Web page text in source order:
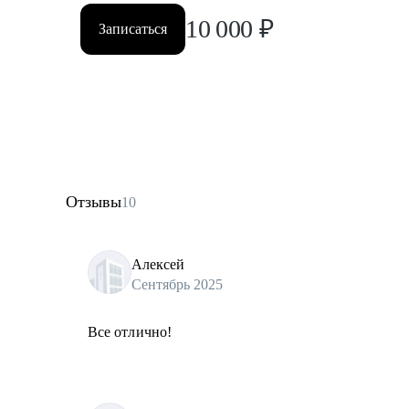
Записаться 10 000 ₽
Отзывы10
Алексей
Сентябрь 2025
Все отлично!